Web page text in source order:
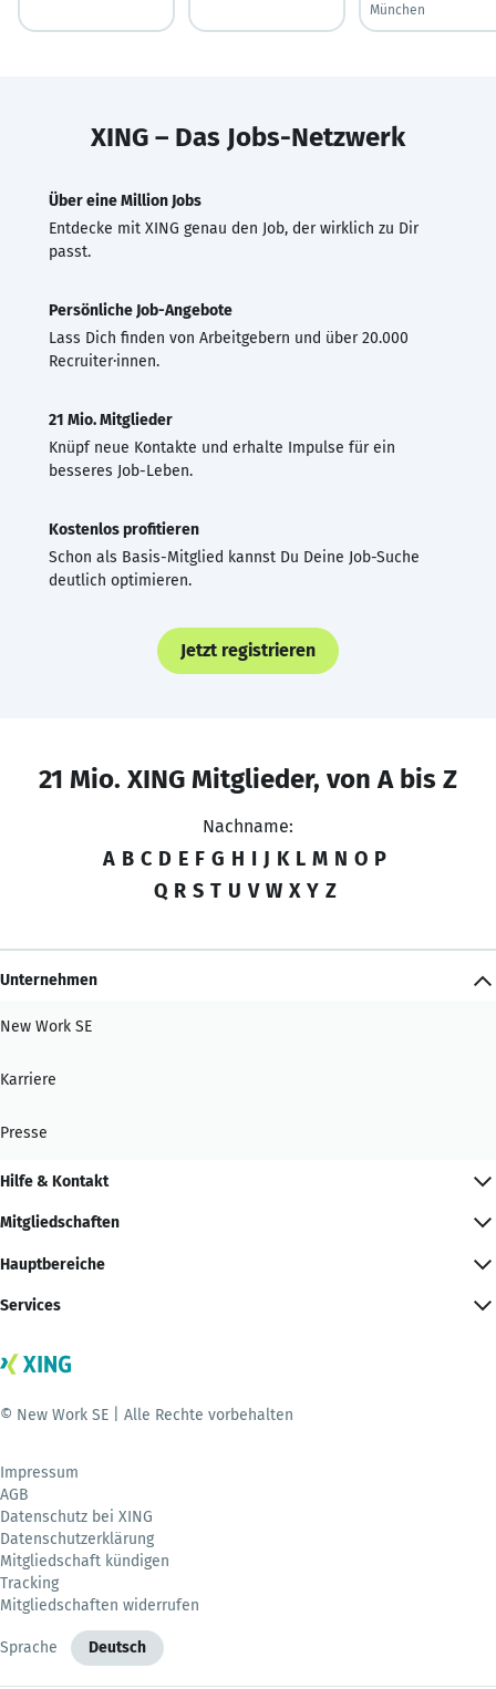
München
XING – Das Jobs-Netzwerk
Über eine Million Jobs
Entdecke mit XING genau den Job, der wirklich zu Dir
passt.
Persönliche Job-Angebote
Lass Dich finden von Arbeitgebern und über 20.000
Recruiter·innen.
21 Mio. Mitglieder
Knüpf neue Kontakte und erhalte Impulse für ein
besseres Job-Leben.
Kostenlos profitieren
Schon als Basis-Mitglied kannst Du Deine Job-Suche
deutlich optimieren.
Jetzt registrieren
21 Mio. XING Mitglieder, von A bis Z
Nachname:
A B C D E F G H I J K L M N O P
Q R S T U V W X Y Z
Unternehmen
New Work SE
Karriere
Presse
Hilfe & Kontakt
Mitgliedschaften
Hauptbereiche
Services
© New Work SE | Alle Rechte vorbehalten
Impressum
AGB
Datenschutz bei XING
Datenschutzerklärung
Mitgliedschaft kündigen
Tracking
Mitgliedschaften widerrufen
Sprache Deutsch